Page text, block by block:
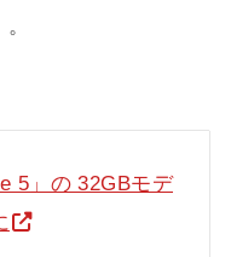
5」の 32GBモデ